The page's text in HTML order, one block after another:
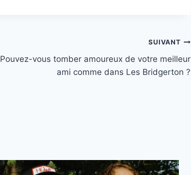
SUIVANT
Pouvez-vous tomber amoureux de votre meilleur
ami comme dans Les Bridgerton ?